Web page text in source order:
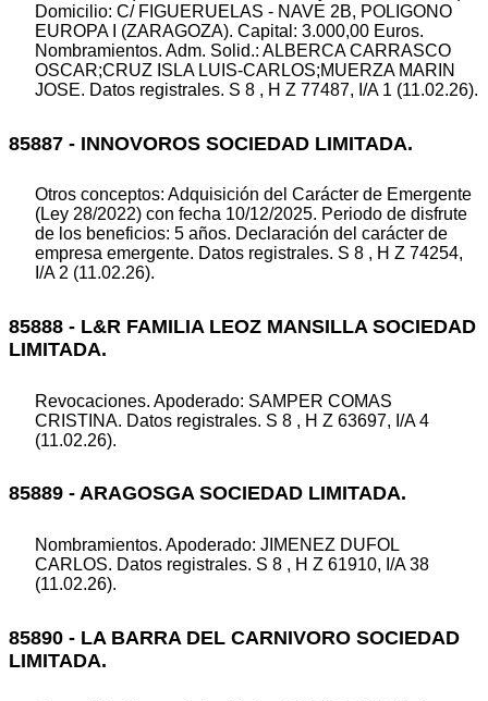
Domicilio: C/ FIGUERUELAS - NAVE 2B, POLIGONO
EUROPA I (ZARAGOZA). Capital: 3.000,00 Euros.
Nombramientos. Adm. Solid.: ALBERCA CARRASCO
OSCAR;CRUZ ISLA LUIS-CARLOS;MUERZA MARIN
JOSE. Datos registrales. S 8 , H Z 77487, I/A 1 (11.02.26).
85887 - INNOVOROS SOCIEDAD LIMITADA.
Otros conceptos: Adquisición del Carácter de Emergente
(Ley 28/2022) con fecha 10/12/2025. Periodo de disfrute
de los beneficios: 5 años. Declaración del carácter de
empresa emergente. Datos registrales. S 8 , H Z 74254,
I/A 2 (11.02.26).
85888 - L&R FAMILIA LEOZ MANSILLA SOCIEDAD
LIMITADA.
Revocaciones. Apoderado: SAMPER COMAS
CRISTINA. Datos registrales. S 8 , H Z 63697, I/A 4
(11.02.26).
85889 - ARAGOSGA SOCIEDAD LIMITADA.
Nombramientos. Apoderado: JIMENEZ DUFOL
CARLOS. Datos registrales. S 8 , H Z 61910, I/A 38
(11.02.26).
85890 - LA BARRA DEL CARNIVORO SOCIEDAD
LIMITADA.